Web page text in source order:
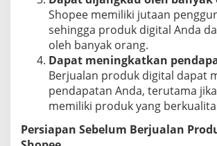
Shopee memiliki jutaan
sehingga produk digital Anda
oleh banyak orang.
Dapat meningkatkan
Berjualan produk digital dapat
pendapatan Anda, terutama
memiliki produk yang
Persiapan Sebelum Berjualan